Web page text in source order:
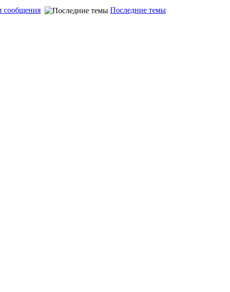
сообщения Последние темы